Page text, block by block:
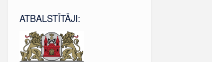
ATBALSTĪTĀJI: